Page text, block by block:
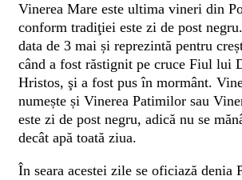
Vinerea Mare este ultima vineri din
conform tradiţiei este zi de post
data de 3 mai și reprezintă pentru
când a fost răstignit pe cruce Fiul lui
Hristos, şi a fost pus în mormânt.
numește și Vinerea Patimilor sau
este zi de post negru, adică nu se
decât apă toată ziua.
În seara acestei zile se oficiază denia